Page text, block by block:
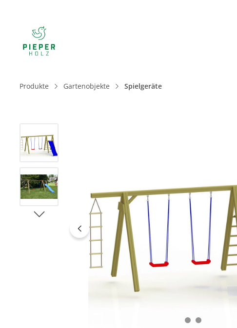
Produkte Gartenobjekte Spielgeräte